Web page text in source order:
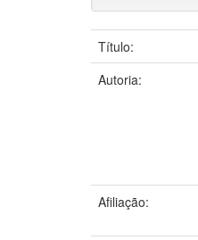
Título:
Autoria:
Afiliação: